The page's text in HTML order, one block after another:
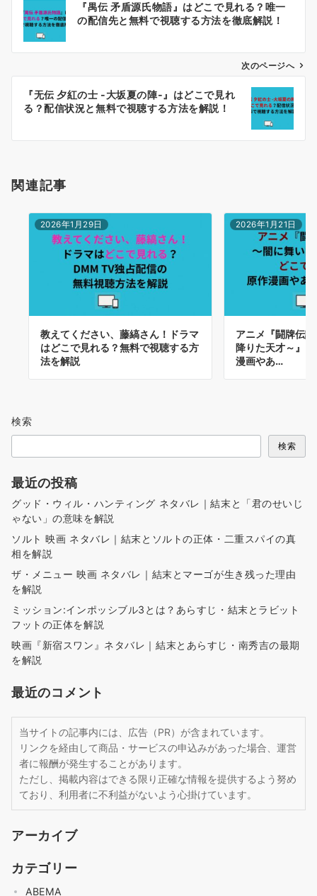
ビ
ン
『禺伝 矛盾源氏物語』はどこで見れる？唯一
の配信先と無料で視聴する方法を徹底解説！
次のページへ
『无伝 夕紅の士 -大坂夏の陣-』はどこで見れ
る？配信状況と無料で視聴する方法を解説！
関連記事
2026年1月29日
教えてください、藤縞さん！ドラマ
はどこで見れる？無料で視聴する方
法を解説
2026年1月21日
アニメ『闘牌伝
降りた天才～』
漫画やあ…
検索
検索
最近の投稿
グッド・ウィル・ハンティング ネタバレ｜結末と「君のせいじ
ゃない」の意味を解説
ソルト 映画 ネタバレ｜結末とソルトの正体・二重スパイの真
相を解説
ザ・メニュー 映画 ネタバレ｜結末とマーゴが生き残った理由
を解説
ミッション:インポッシブル3とは？あらすじ・結末とラビット
フットの正体を解説
映画『新宿スワン』ネタバレ｜結末とあらすじ・南秀吉の最期
を解説
最近のコメント
当サイトの記事内には、広告（PR）が含まれています。
リンクを経由して商品・サービスの申込みがあった場合、運営
者に報酬が発生することがあります。
ただし、掲載内容はできる限り正確な情報を提供するよう努め
ており、利用者に不利益がないよう心掛けています。
アーカイブ
カテゴリー
ABEMA